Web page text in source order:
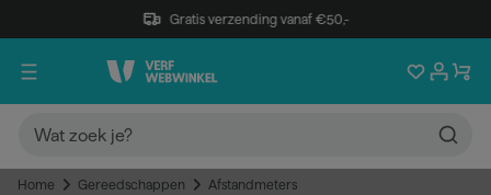
Gratis verzending vanaf €50,-
Home Gereedschappen Afstandmeters